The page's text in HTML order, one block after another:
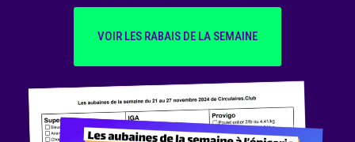
VOIR LES RABAIS DE LA SEMAINE